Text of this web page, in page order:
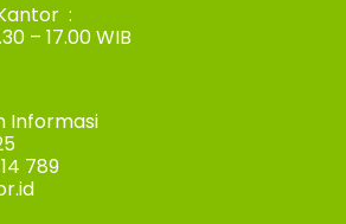
:
– 17.00 WIB
Informasi
789